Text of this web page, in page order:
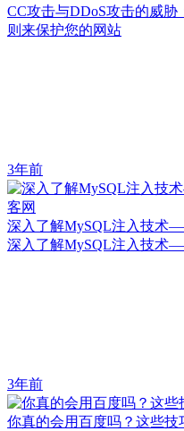
CC攻击与DDoS攻击的威胁
则来保护您的网站
3年前
深入了解MySQL注入技术
深入了解MySQL注入技术
3年前
你真的会用百度吗？这些技